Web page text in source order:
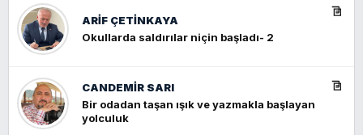
ARIF ÇETİNKAYA
Okullarda saldırılar niçin başladı- 2
CANDEMIR SARI
Bir odadan taşan ışık ve yazmakla başlayan
yolculuk